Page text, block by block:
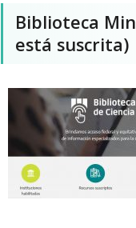
Biblioteca
está suscrita)